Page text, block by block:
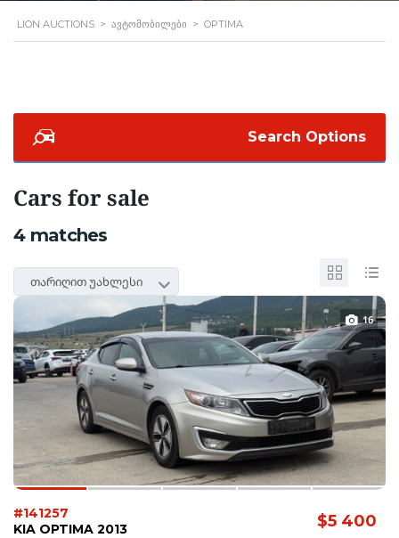
LION AUCTIONS > ᲐᲕᲢᲝᲛᲝᲑᲘᲚᲔᲑᲘ > OPTIMA
Search Options
Cars for sale
4 matches
თარიღით უახლესი
16
$5 400
#141257
KIA OPTIMA 2013